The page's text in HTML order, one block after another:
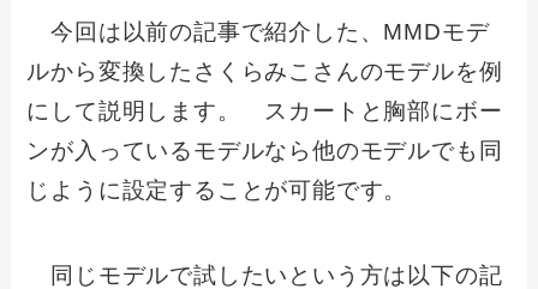
今回は以前の記事で紹介した、MMDモデ
ルから変換したさくらみこさんのモデルを例
にして説明します。 スカートと胸部にボー
ンが入っているモデルなら他のモデルでも同
じように設定することが可能です。
同じモデルで試したいという方は以下の記